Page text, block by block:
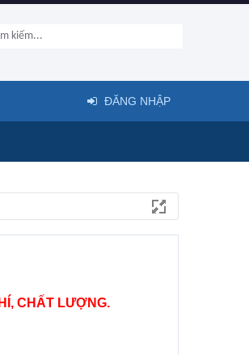
CHẤT LƯỢNG.
ĐĂNG NHẬP